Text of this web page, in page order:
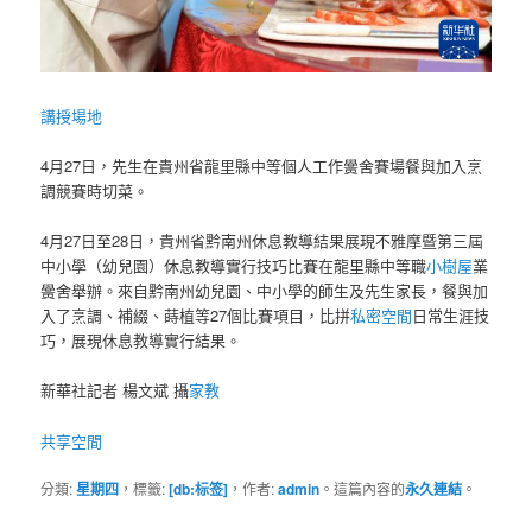
講授場地
4月27日，先生在貴州省龍里縣中等個人工作黌舍賽場餐與加入烹
調競賽時切菜。
4月27日至28日，貴州省黔南州休息教導結果展現不雅摩暨第三屆
中小學（幼兒園）休息教導實行技巧比賽在龍里縣中等職小樹屋業
黌舍舉辦。來自黔南州幼兒園、中小學的師生及先生家長，餐與加
入了烹調、補綴、蒔植等27個比賽項目，比拼私密空間日常生涯技
巧，展現休息教導實行結果。
新華社記者 楊文斌 攝家教
共享空間
分類:星期四 ，標籤:[db:标签] ，作者:admin 。這篇內容的永久連結 。